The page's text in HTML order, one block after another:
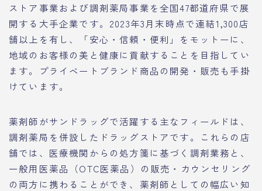
ストア事業および調剤薬局事業を全国47都道府県で展
開する大手企業です。2023年3月末時点で連結1,300店
舗以上を有し、「安心・信頼・便利」をモットーに、
地域のお客様の美と健康に貢献することを目指してい
ます。プライベートブランド商品の開発・販売も手掛
けています。
薬剤師がサンドラッグで活躍する主なフィールドは、
調剤薬局を併設したドラッグストアです。これらの店
舗では、医療機関からの処方箋に基づく調剤業務と、
一般用医薬品（OTC医薬品）の販売・カウンセリング
の両方に携わることができ、薬剤師としての幅広い知